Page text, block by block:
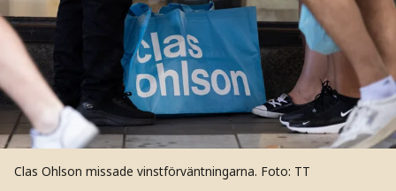
Clas Ohlson missade vinstförväntningarna. Foto: TT